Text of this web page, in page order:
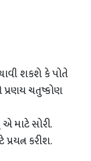
શકશે કે પોતે
પ્રણય ચતુષ્કોણ
માટે સોરી.
કરીશ.